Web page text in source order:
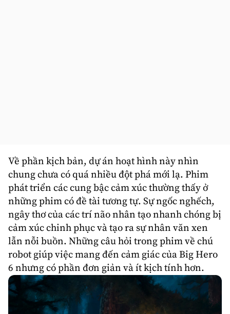
Về phần kịch bản, dự án hoạt hình này nhìn
chung chưa có quá nhiều đột phá mới lạ. Phim
phát triển các cung bậc cảm xúc thường thấy ở
những phim có đề tài tương tự. Sự ngốc nghếch,
ngây thơ của các trí não nhân tạo nhanh chóng bị
cảm xúc chinh phục và tạo ra sự nhân văn xen
lẫn nỗi buồn. Những câu hỏi trong phim về chú
robot giúp việc mang đến cảm giác của Big Hero
6 nhưng có phần đơn giản và ít kịch tính hơn.